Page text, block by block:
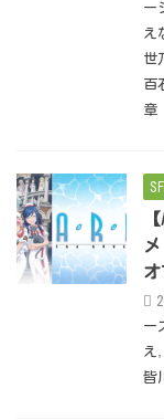
ー
え
世
百
章
ー
え
皆